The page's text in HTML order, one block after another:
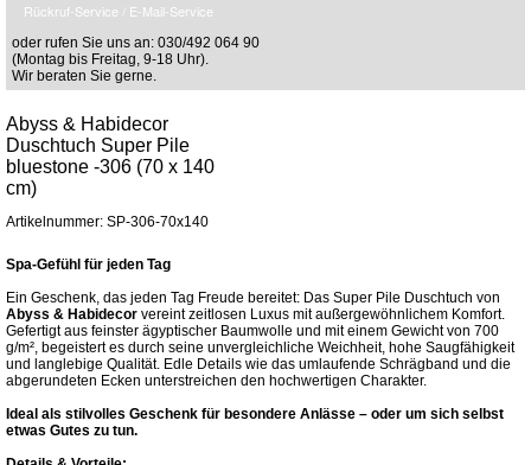
Rückruf-Service / E-Mail-Service
oder rufen Sie uns an: 030/492 064 90
(Montag bis Freitag, 9-18 Uhr).
Wir beraten Sie gerne.
Abyss & Habidecor
Duschtuch Super Pile
bluestone -306 (70 x 140
cm)
Artikelnummer: SP-306-70x140
Spa-Gefühl für jeden Tag
Ein Geschenk, das jeden Tag Freude bereitet: Das Super Pile Duschtuch von
Abyss & Habidecor vereint zeitlosen Luxus mit außergewöhnlichem Komfort.
Gefertigt aus feinster ägyptischer Baumwolle und mit einem Gewicht von 700
g/m², begeistert es durch seine unvergleichliche Weichheit, hohe Saugfähigkeit
und langlebige Qualität. Edle Details wie das umlaufende Schrägband und die
abgerundeten Ecken unterstreichen den hochwertigen Charakter.
Ideal als stilvolles Geschenk für besondere Anlässe – oder um sich selbst
etwas Gutes zu tun.